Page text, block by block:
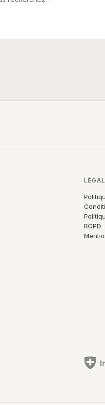
LÉGAL
RGPD